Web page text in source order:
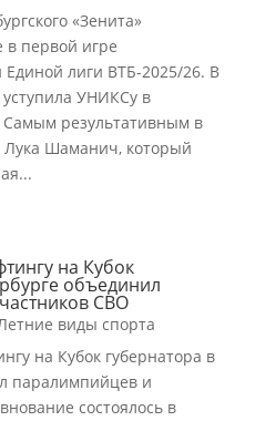
«Зенита»
первой игре
лиги ВТБ-2025/26. В
УНИКСу в
результативным в
Лука Шаманич, который
на Кубок
объединил
СВО
виды спорта
на Кубок губернатора в
паралимпийцев и
состоялось в